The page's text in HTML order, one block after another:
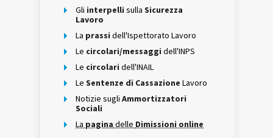
Gli interpelli sulla Sicurezza
Lavoro
La prassi dell'Ispettorato Lavoro
Le circolari/messaggi dell'INPS
Le circolari dell'INAIL
Le Sentenze di Cassazione Lavoro
Notizie sugli Ammortizzatori
Sociali
La pagina delle Dimissioni online